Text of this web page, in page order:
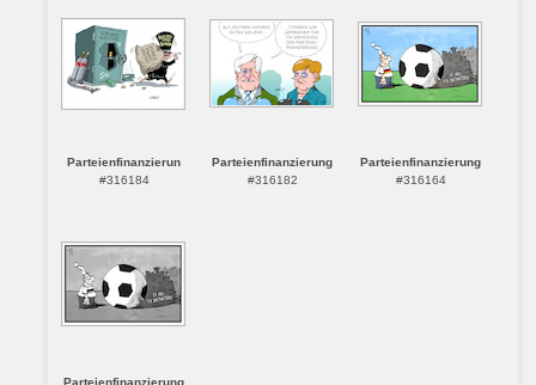
Parteienfinanzierun
#316184
Parteienfinanzierung
#316182
Parteienfinanzierung
#316164
Parteienfinanzierung